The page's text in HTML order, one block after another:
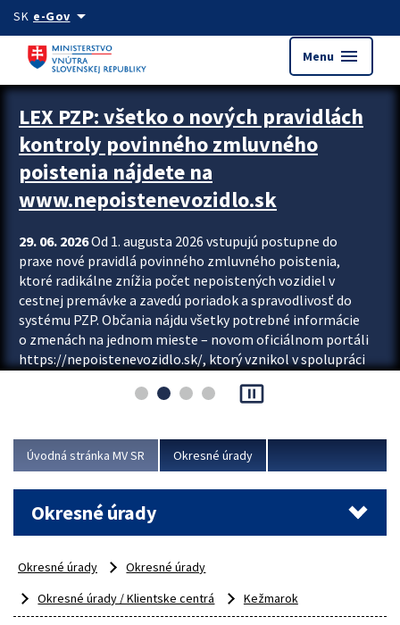
Preskocit na hlavný obsah
SK e-Govarrow_drop_down
Menu menu
Zastavit automatický posun upútavok
LEX PZP: všetko o nových pravidlách
kontroly povinného zmluvného
poistenia nájdete na
www.nepoistenevozidlo.sk
29. 06. 2026Od 1. augusta 2026 vstupujú postupne do
praxe nové pravidlá povinného zmluvného poistenia,
ktoré radikálne znížia počet nepoistených vozidiel v
cestnej premávke a zavedú poriadok a spravodlivosť do
systému PZP. Občania nájdu všetky potrebné informácie
o zmenách na jednom mieste – novom oficiálnom portáli
https://nepoistenevozidlo.sk/, ktorý vznikol v spolupráci
asociácie poisťovní (SLASPO) a Ministerstva vnútra SR.
Viac
pause_presentation
Úvodná stránka MV SR Okresné úrady
Okresné úrady
Okresné úrady
Okresné úrady
Okresné úrady / Klientske centrá
Kežmarok